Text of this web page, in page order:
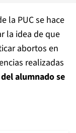
la PUC se hace
la idea de que
abortos en
realizadas
alumnado se